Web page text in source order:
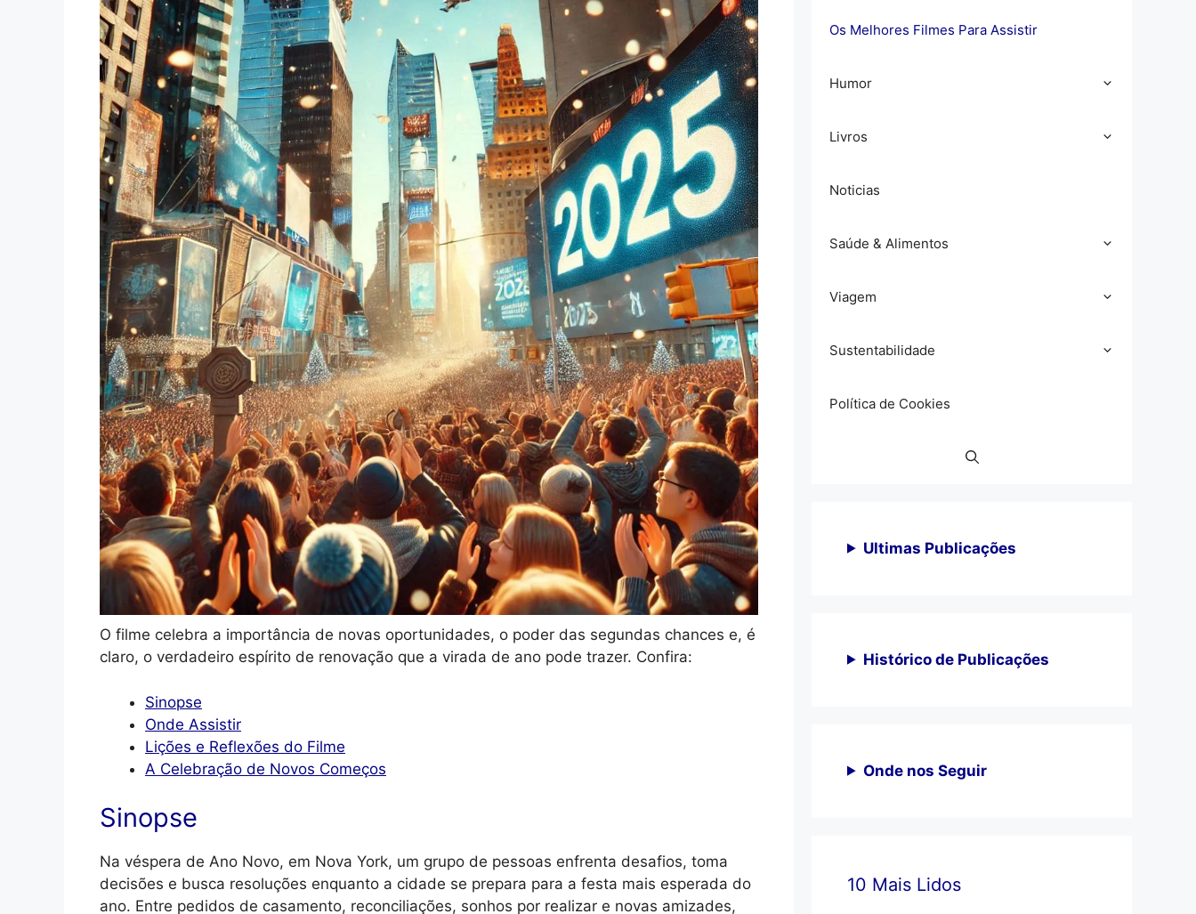
O filme celebra a importância de novas oportunidades, o poder das segundas chances e, é
claro, o verdadeiro espírito de renovação que a virada de ano pode trazer. Confira:
Sinopse
Onde Assistir
Lições e Reflexões do Filme
A Celebração de Novos Começos
Sinopse
Na véspera de Ano Novo, em Nova York, um grupo de pessoas enfrenta desafios, toma
decisões e busca resoluções enquanto a cidade se prepara para a festa mais esperada do
ano. Entre pedidos de casamento, reconciliações, sonhos por realizar e novas amizades,
Os Melhores Filmes Para Assistir
Humor
Livros
Noticias
Saúde & Alimentos
Viagem
Sustentabilidade
Política de Cookies
Ultimas Publicações
Histórico de Publicações
Onde nos Seguir
10 Mais Lidos